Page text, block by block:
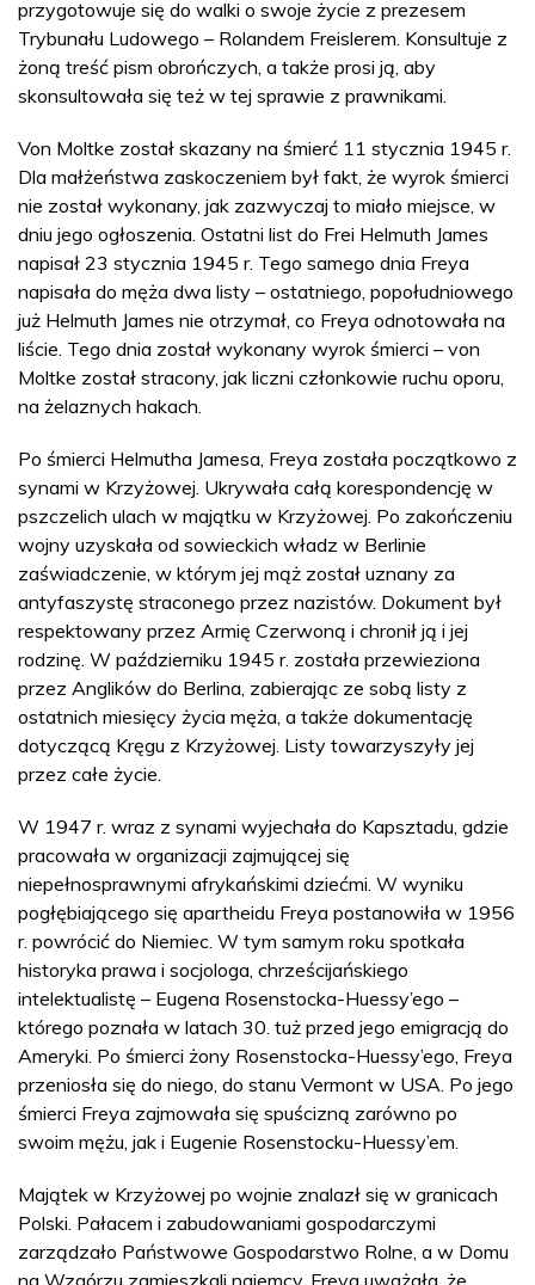
przygotowuje się do walki o swoje życie z prezesem
Trybunału Ludowego – Rolandem Freislerem. Konsultuje z
żoną treść pism obrończych, a także prosi ją, aby
skonsultowała się też w tej sprawie z prawnikami.
Von Moltke został skazany na śmierć 11 stycznia 1945 r.
Dla małżeństwa zaskoczeniem był fakt, że wyrok śmierci
nie został wykonany, jak zazwyczaj to miało miejsce, w
dniu jego ogłoszenia. Ostatni list do Frei Helmuth James
napisał 23 stycznia 1945 r. Tego samego dnia Freya
napisała do męża dwa listy – ostatniego, popołudniowego
już Helmuth James nie otrzymał, co Freya odnotowała na
liście. Tego dnia został wykonany wyrok śmierci – von
Moltke został stracony, jak liczni członkowie ruchu oporu,
na żelaznych hakach.
Po śmierci Helmutha Jamesa, Freya została początkowo z
synami w Krzyżowej. Ukrywała całą korespondencję w
pszczelich ulach w majątku w Krzyżowej. Po zakończeniu
wojny uzyskała od sowieckich władz w Berlinie
zaświadczenie, w którym jej mąż został uznany za
antyfaszystę straconego przez nazistów. Dokument był
respektowany przez Armię Czerwoną i chronił ją i jej
rodzinę. W październiku 1945 r. została przewieziona
przez Anglików do Berlina, zabierając ze sobą listy z
ostatnich miesięcy życia męża, a także dokumentację
dotyczącą Kręgu z Krzyżowej. Listy towarzyszyły jej
przez całe życie.
W 1947 r. wraz z synami wyjechała do Kapsztadu, gdzie
pracowała w organizacji zajmującej się
niepełnosprawnymi afrykańskimi dziećmi. W wyniku
pogłębiającego się apartheidu Freya postanowiła w 1956
r. powrócić do Niemiec. W tym samym roku spotkała
historyka prawa i socjologa, chrześcijańskiego
intelektualistę – Eugena Rosenstocka-Huessy’ego –
którego poznała w latach 30. tuż przed jego emigracją do
Ameryki. Po śmierci żony Rosenstocka-Huessy’ego, Freya
przeniosła się do niego, do stanu Vermont w USA. Po jego
śmierci Freya zajmowała się spuścizną zarówno po
swoim mężu, jak i Eugenie Rosenstocku-Huessy’em.
Majątek w Krzyżowej po wojnie znalazł się w granicach
Polski. Pałacem i zabudowaniami gospodarczymi
zarządzało Państwowe Gospodarstwo Rolne, a w Domu
na Wzgórzu zamieszkali najemcy. Freya uważała, że